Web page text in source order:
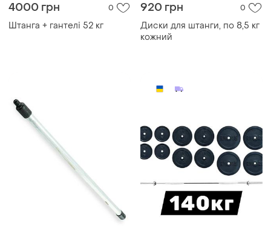
4000 грн 0
Штанга + гантелі 52 кг
920 грн 0
Диски для штанги, по 8,5 кг
кожний